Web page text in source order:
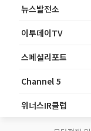
뉴스발전소
이투데이TV
스페셜리포트
Channel 5
위너스IR클럽